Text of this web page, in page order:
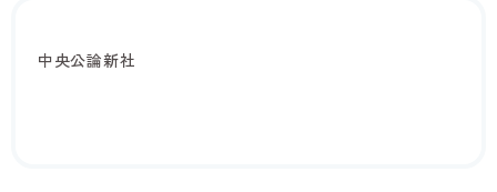
中央公論新社